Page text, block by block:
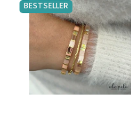
BESTSELLER